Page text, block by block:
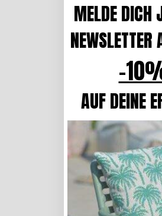
MELDE DICH
NEWSLETTER
-
AUF DEINE